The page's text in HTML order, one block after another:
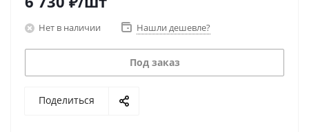
Нет в наличии Нашли дешевле?
Под заказ
Поделиться